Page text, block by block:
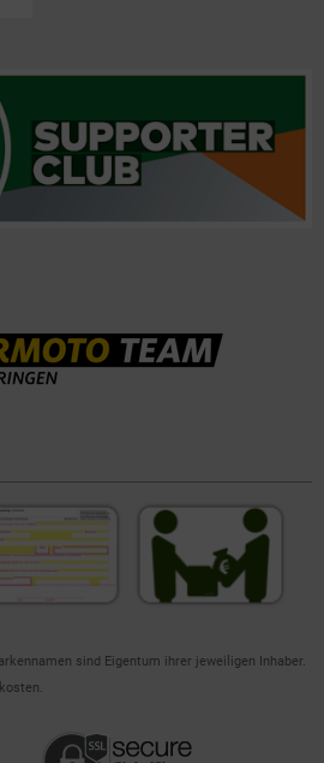
sind Eigentum ihrer jeweiligen Inhaber.